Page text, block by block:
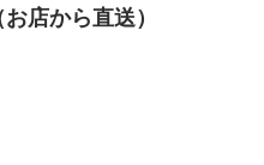
店から直送）